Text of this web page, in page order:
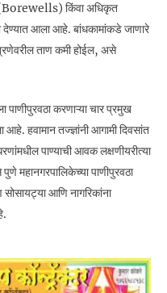
(Borewells) किंवा अधिकृत
देण्यात आला आहे. बांधकामांकडे जाणारे
ताण कमी होईल, असे
पाणीपुरवठा करणाऱ्या चार प्रमुख
आहे. हवामान तज्ज्ञांनी आगामी दिवसांत
पाण्याची आवक लक्षणीयरीत्या
महानगरपालिकेच्या पाणीपुरवठा
आणि नागरिकांना